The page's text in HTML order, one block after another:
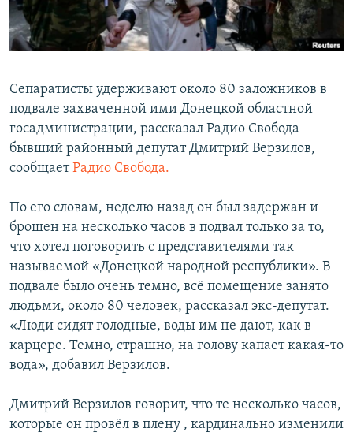
ПОБЕДИТЕЛЕЙ НЕ СУДЯТ?
КРЫМ.НЕПОКОРЕННЫЙ
УКРАИНСКАЯ ПРОБЛЕМА КРЫМА
ПРИСОЕДИНЯЙТЕСЬ!
Сепаратисты удерживают около 80 заложников в
подвале захваченной ими Донецкой областной
госадминистрации, рассказал Радио Свобода
бывший районный депутат Дмитрий Верзилов,
сообщаетРадио Свобода.
По его словам, неделю назад он был задержан и
брошен на несколько часов в подвал только за то,
что хотел поговорить с представителями так
называемой «Донецкой народной республики». В
подвале было очень темно, всё помещение занято
людьми, около 80 человек, рассказал экс-депутат.
«Люди сидят голодные, воды им не дают, как в
карцере. Темно, страшно, на голову капает какая-то
вода», добавил Верзилов.
Дмитрий Верзилов говорит, что те несколько часов,
которые он провёл в плену , кардинально изменили